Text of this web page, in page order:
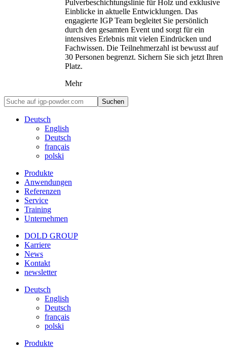
Pulverbeschichtungslinie für Holz und exklusive
Einblicke in aktuelle Entwicklungen. Das
engagierte IGP Team begleitet Sie persönlich
durch den gesamten Event und sorgt für ein
intensives Erlebnis mit vielen Eindrücken und
Fachwissen. Die Teilnehmerzahl ist bewusst auf
30 Personen begrenzt. Sichern Sie sich jetzt Ihren
Platz.
Mehr
Suchen
Deutsch
English
Deutsch
français
polski
Produkte
Anwendungen
Referenzen
Service
Training
Unternehmen
DOLD GROUP
Karriere
News
Kontakt
newsletter
Deutsch
English
Deutsch
français
polski
Produkte